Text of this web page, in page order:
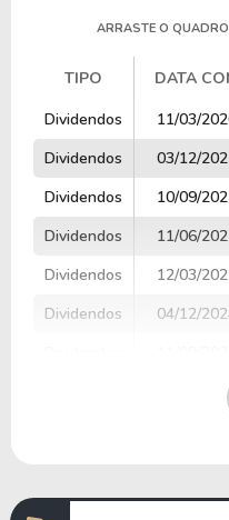
ARRASTE O
TIPO DATA
TIPO
DATA
Dividendos 11/03/
Dividendos
03/12/
Dividendos
10/09/
Dividendos
11/06/
Dividendos
12/03/
Dividendos
04/12/
12/06/